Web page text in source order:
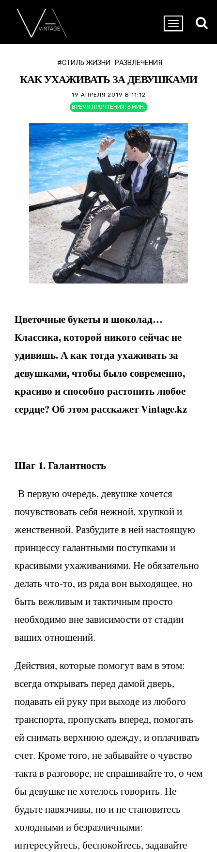
#СТИЛЬ ЖИЗНИ РАЗВЛЕЧЕНИЯ
КАК УХАЖИВАТЬ ЗА ДЕВУШКАМИ
19 АПРЕЛЯ 2019 В 11:12
ВРЕМЯ ПРОЧТЕНИЯ: 3 МИН.
Цветочные букеты и шоколад…
Классика, которой никого сейчас не
удивишь. А как тогда ухаживать за
девушками, чтобы было современно,
красиво и способно растопить любое
сердце? Об этом расскажет Vintage.kz
Шаг 1. Галантность
В первую очередь, девушке хочется
почувствовать себя нежной, хрупкой и
женственной. Разбудите в ней настоящую
принцессу галантными поступками и
красивыми ухаживаниями. Не обязательно
делать что-то, из ряда вон выходящее, но
быть вежливым и тактичным просто
необходимо вне зависимости от стадии
ваших отношений.
Действия, которые помогут вам в этом:
всегда открывать перед дамой дверь,
подавать ей руку при выходе из любого
транспорта, пропускать вперед, помогать
ей снимать верхнюю одежду, и оплачивать
счет. Кроме того, не забывайте о чувство
такта в разговоре, не спрашивайте то, о чем
бы девушке не хотелось говорить. Не
будьте навязчивы, но и не становитесь
холодными и безразличными:
интересуйтесь, беспокойтесь, задавайте